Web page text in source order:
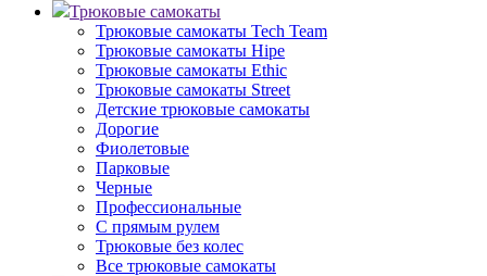
Трюковые самокаты
Трюковые самокаты Tech Team
Трюковые самокаты Hipe
Трюковые самокаты Ethic
Трюковые самокаты Street
Детские трюковые самокаты
Дорогие
Фиолетовые
Парковые
Черные
Профессиональные
С прямым рулем
Трюковые без колес
Все трюковые самокаты